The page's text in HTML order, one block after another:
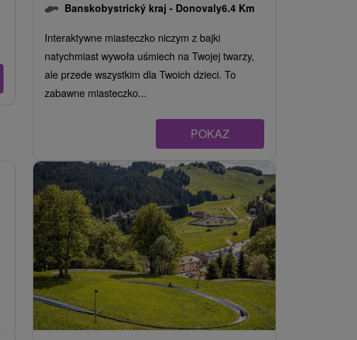
Banskobystrický kraj - Donovaly6.4 Km
Interaktywne miasteczko niczym z bajki
natychmiast wywoła uśmiech na Twojej twarzy,
ale przede wszystkim dla Twoich dzieci. To
zabawne miasteczko...
POKAZ